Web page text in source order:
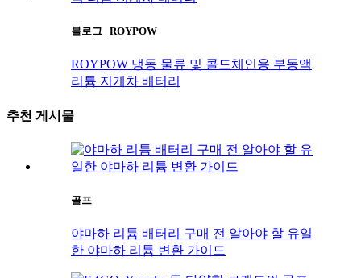
블로그 | ROYPOW
ROYPOW 냉동 물류 및 콜드체인용 부동액
리튬 지게차 배터리
추천 게시물
골프
야마하 리튬 배터리 구매 전 알아야 할 유일
한 야마하 리튬 변환 가이드